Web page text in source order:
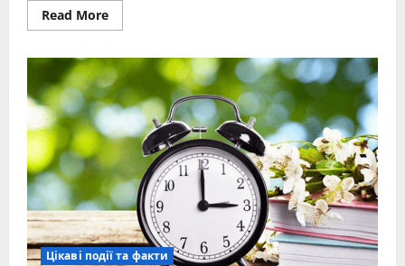
Read MoreRead
more
день
народження
України:
досліджуємо
феномен
24
серпня
Цікаві події та факти